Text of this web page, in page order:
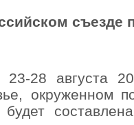
съезде
23-28 августа
окруженном